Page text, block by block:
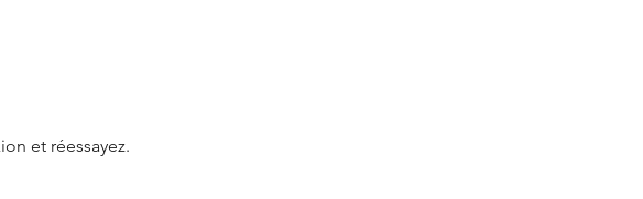
et réessayez.